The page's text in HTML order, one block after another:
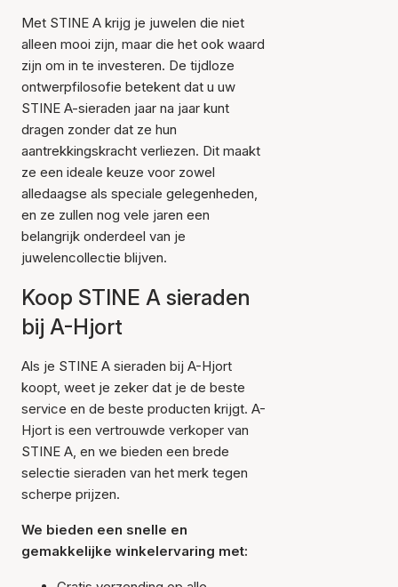
Met STINE A krijg je juwelen die niet
alleen mooi zijn, maar die het ook waard
zijn om in te investeren. De tijdloze
ontwerpfilosofie betekent dat u uw
STINE A-sieraden jaar na jaar kunt
dragen zonder dat ze hun
aantrekkingskracht verliezen. Dit maakt
ze een ideale keuze voor zowel
alledaagse als speciale gelegenheden,
en ze zullen nog vele jaren een
belangrijk onderdeel van je
juwelencollectie blijven.
Koop STINE A sieraden
bij A-Hjort
Als je STINE A sieraden bij A-Hjort
koopt, weet je zeker dat je de beste
service en de beste producten krijgt. A-
Hjort is een vertrouwde verkoper van
STINE A, en we bieden een brede
selectie sieraden van het merk tegen
scherpe prijzen.
We bieden een snelle en
gemakkelijke winkelervaring met: